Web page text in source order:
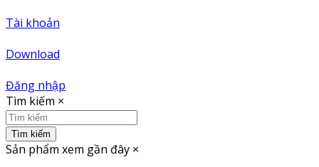
Tài khoản
Download
Đăng nhập
Tìm kiếm ×
Tìm kiếm
Sản phẩm xem gần đây ×